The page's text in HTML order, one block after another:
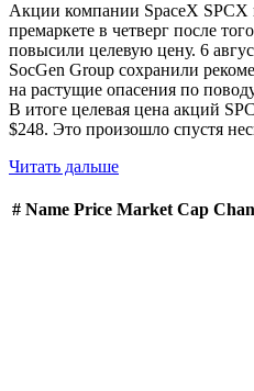
Акции компании SpaceX SPCX
премаркете в четверг после
повысили целевую цену. 6
SocGen Group сохранили
на растущие опасения по
В итоге целевая цена акций
$248. Это произошло спустя
Читать дальше
# Name Price Market Cap